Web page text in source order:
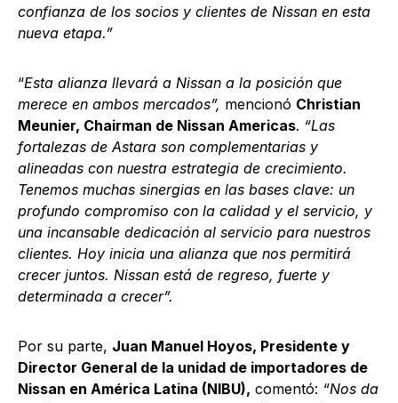
confianza de los socios y clientes de Nissan en esta
nueva etapa.”
“Esta alianza llevará a Nissan a la posición que
merece en ambos mercados”, mencionó Christian
Meunier, Chairman de Nissan Americas. “Las
fortalezas de Astara son complementarias y
alineadas con nuestra estrategia de crecimiento.
Tenemos muchas sinergias en las bases clave: un
profundo compromiso con la calidad y el servicio, y
una incansable dedicación al servicio para nuestros
clientes. Hoy inicia una alianza que nos permitirá
crecer juntos. Nissan está de regreso, fuerte y
determinada a crecer”.
Por su parte, Juan Manuel Hoyos, Presidente y
Director General de la unidad de importadores de
Nissan en América Latina (NIBU), comentó: “Nos da